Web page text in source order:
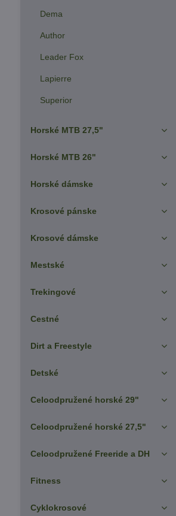
Dema
Author
Leader Fox
Lapierre
Superior
Horské MTB 27,5"
Horské MTB 26"
Horské dámske
Krosové pánske
Krosové dámske
Mestské
Trekingové
Cestné
Dirt a Freestyle
Detské
Celoodpružené horské 29"
Celoodpružené horské 27,5"
Celoodpružené Freeride a DH
Fitness
Cyklokrosové